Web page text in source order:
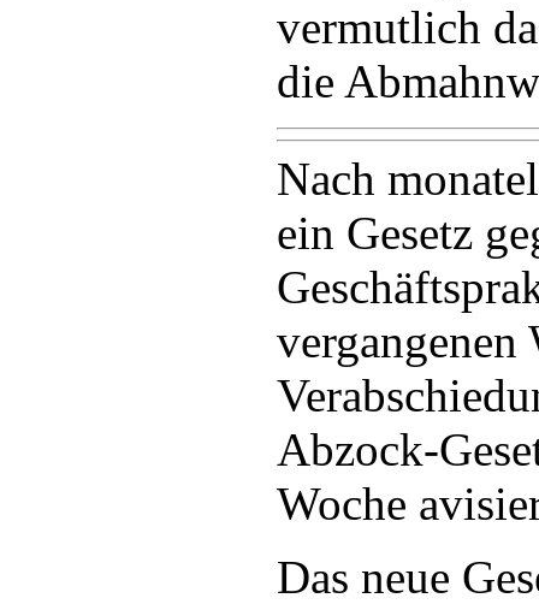
vermutlich
die
Nach
ein Gesetz
vergangenen
Abzock-
Woche
Das neue